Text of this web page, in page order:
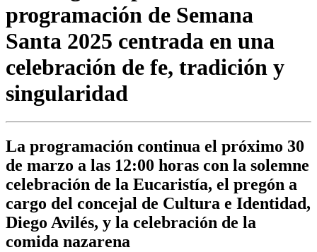
programación de Semana
Santa 2025 centrada en una
celebración de fe, tradición y
singularidad
La programación continua el próximo 30
de marzo a las 12:00 horas con la solemne
celebración de la Eucaristía, el pregón a
cargo del concejal de Cultura e Identidad,
Diego Avilés, y la celebración de la
comida nazarena